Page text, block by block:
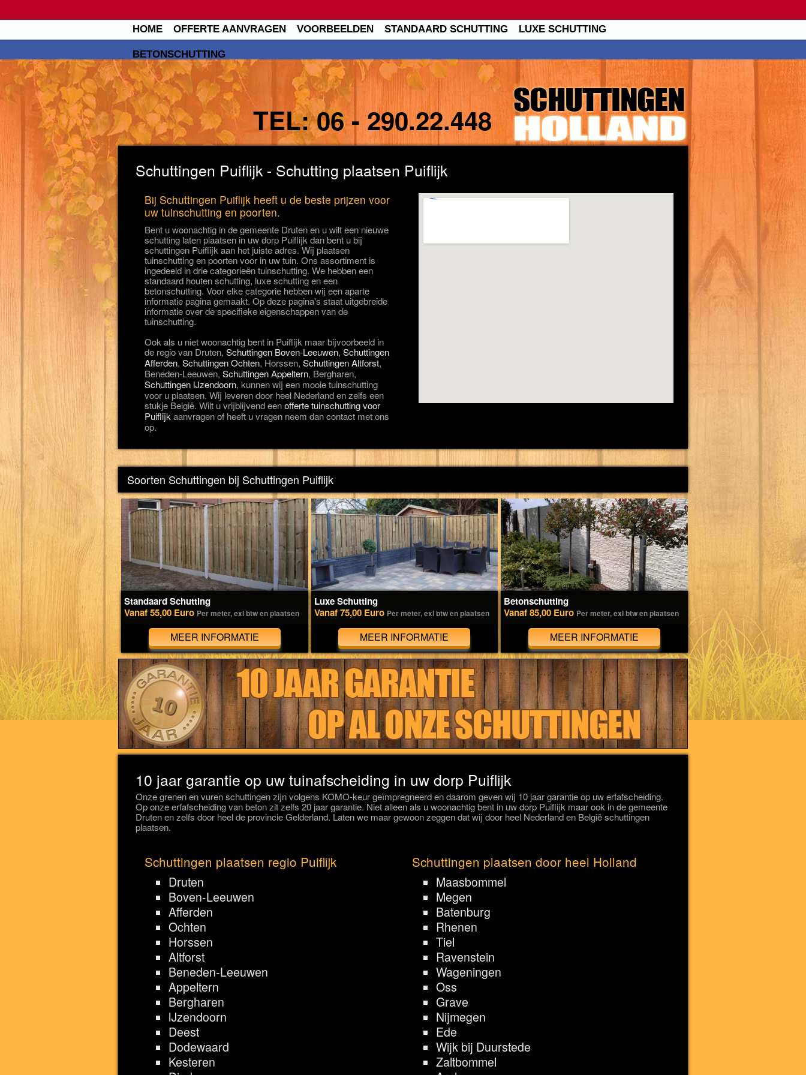
HOME OFFERTE AANVRAGEN VOORBEELDEN STANDAARD SCHUTTING LUXE SCHUTTING
BETONSCHUTTING
TEL:06 - 290.22.448
Schuttingen Puiflijk - Schutting plaatsen Puiflijk
Bij Schuttingen Puiflijk heeft u de beste prijzen voor
uw tuinschutting en poorten.
Bent u woonachtig in de gemeente Druten en u wilt een nieuwe
schutting laten plaatsen in uw dorp Puiflijk dan bent u bij
schuttingen Puiflijk aan het juiste adres. Wij plaatsen
tuinschutting en poorten voor in uw tuin. Ons assortiment is
ingedeeld in drie categorieën tuinschutting. We hebben een
standaard houten schutting, luxe schutting en een
betonschutting. Voor elke categorie hebben wij een aparte
informatie pagina gemaakt. Op deze pagina's staat uitgebreide
informatie over de specifieke eigenschappen van de
tuinschutting.
Ook als u niet woonachtig bent in Puiflijk maar bijvoorbeeld in
de regio van Druten, Schuttingen Boven-Leeuwen, Schuttingen
Afferden, Schuttingen Ochten, Horssen, Schuttingen Altforst,
Beneden-Leeuwen, Schuttingen Appeltern, Bergharen,
Schuttingen IJzendoorn, kunnen wij een mooie tuinschutting
voor u plaatsen. Wij leveren door heel Nederland en zelfs een
stukje België. Wilt u vrijblijvend eenofferte tuinschutting voor
Puiflijk aanvragen of heeft u vragen neem dan contact met ons
op.
Soorten Schuttingen bij Schuttingen Puiflijk
Standaard Schutting
Vanaf 55,00 Euro Per meter, exl btw en plaatsen
MEER INFORMATIE
Luxe Schutting
Vanaf 75,00 Euro Per meter, exl btw en plaatsen
MEER INFORMATIE
Betonschutting
Vanaf 85,00 Euro Per meter, exl btw en plaatsen
MEER INFORMATIE
10 jaar garantie op uw tuinafscheiding in uw dorp Puiflijk
Onze grenen en vuren schuttingen zijn volgens KOMO-keur geïmpregneerd en daarom geven wij 10 jaar garantie op uw erfafscheiding.
Op onze erfafscheiding van beton zit zelfs 20 jaar garantie. Niet alleen als u woonachtig bent in uw dorp Puiflijk maar ook in de gemeente
Druten en zelfs door heel de provincie Gelderland. Laten we maar gewoon zeggen dat wij door heel Nederland en België schuttingen
plaatsen.
Schuttingen plaatsen regio Puiflijk
Druten
Boven-Leeuwen
Afferden
Ochten
Horssen
Altforst
Beneden-Leeuwen
Appeltern
Bergharen
IJzendoorn
Deest
Dodewaard
Kesteren
Schuttingen plaatsen door heel Holland
Maasbommel
Megen
Batenburg
Rhenen
Tiel
Ravenstein
Wageningen
Oss
Grave
Nijmegen
Ede
Wijk bij Duurstede
Zaltbommel